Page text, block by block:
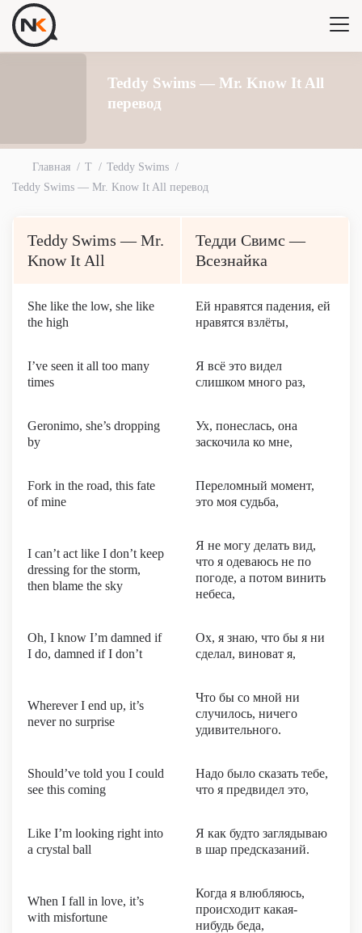
Teddy Swims — Mr. Know It All
перевод
Главная T
Teddy Swims
Teddy Swims — Mr. Know It All перевод
Teddy Swims — Mr.
Know It All
Тедди Свимс —
Всезнайка
She like the low, she like
the high
Ей нравятся падения, ей
нравятся взлёты,
I’ve seen it all too many
times
Я всё это видел
слишком много раз,
Geronimo, she’s dropping
by
Ух, понеслась, она
заскочила ко мне,
Fork in the road, this fate
of mine
Переломный момент,
это моя судьба,
I can’t act like I don’t keep
dressing for the storm,
then blame the sky
Я не могу делать вид,
что я одеваюсь не по
погоде, а потом винить
небеса,
Oh, I know I’m damned if
I do, damned if I don’t
Ох, я знаю, что бы я ни
сделал, виноват я,
Wherever I end up, it’s
never no surprise
Что бы со мной ни
случилось, ничего
удивительного.
Should’ve told you I could
see this coming
Надо было сказать тебе,
что я предвидел это,
Like I’m looking right into
a crystal ball
Я как будто заглядываю
в шар предсказаний.
When I fall in love, it’s
with misfortune
Когда я влюбляюсь,
происходит какая-
нибудь беда,